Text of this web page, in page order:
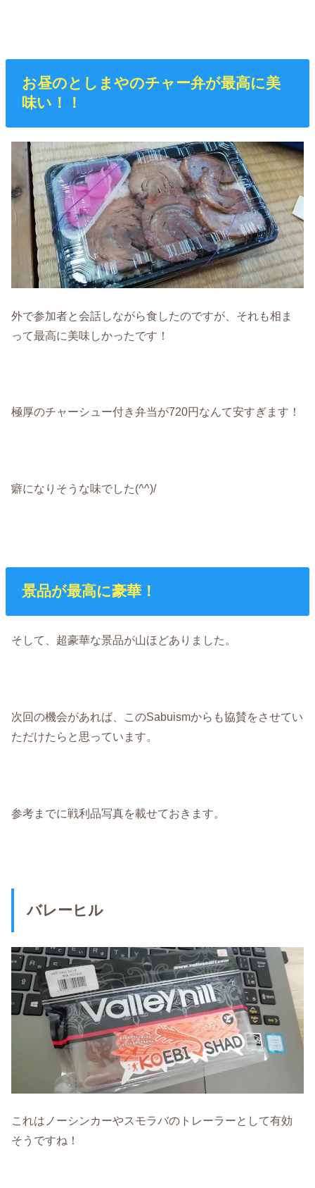
お昼のとしまやのチャー弁が最高に美
味い！！
外で参加者と会話しながら食したのですが、それも相ま
って最高に美味しかったです！
極厚のチャーシュー付き弁当が720円なんて安すぎます！
癖になりそうな味でした(^^)/
景品が最高に豪華！
そして、超豪華な景品が山ほどありました。
次回の機会があれば、このSabuismからも協賛をさせてい
ただけたらと思っています。
参考までに戦利品写真を載せておきます。
バレーヒル
これはノーシンカーやスモラバのトレーラーとして有効
そうですね！